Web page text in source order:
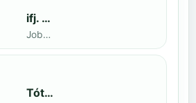
ifj. Benedek Zoltán
Jobbak · döntős: Marko Novkov
Tóth Benett